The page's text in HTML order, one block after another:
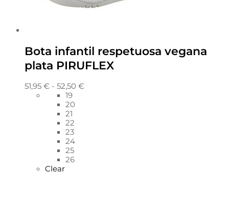
Bota infantil respetuosa vegana
plata PIRUFLEX
51,95 € - 52,50 €
19
20
21
22
23
24
25
26
Clear